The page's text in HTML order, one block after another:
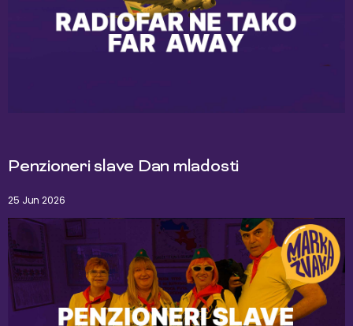
Penzioneri slave Dan mladosti
25 Jun 2026